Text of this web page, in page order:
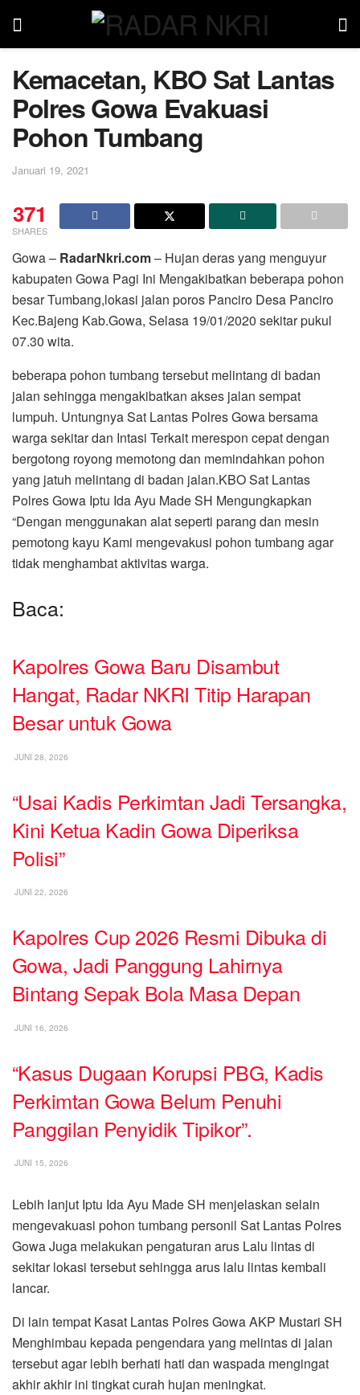
Kemacetan, KBO Sat Lantas
Polres Gowa Evakuasi
Pohon Tumbang
Januari 19, 2021
371
SHARES
Gowa – RadarNkri.com– Hujan deras yang menguyur
kabupaten Gowa Pagi Ini Mengakibatkan beberapa pohon
besar Tumbang,lokasi jalan poros Panciro Desa Panciro
Kec.Bajeng Kab.Gowa, Selasa 19/01/2020 sekitar pukul
07.30 wita.
beberapa pohon tumbang tersebut melintang di badan
jalan sehingga mengakibatkan akses jalan sempat
lumpuh. Untungnya Sat Lantas Polres Gowa bersama
warga sekitar dan Intasi Terkait merespon cepat dengan
bergotong royong memotong dan memindahkan pohon
yang jatuh melintang di badan jalan.KBO Sat Lantas
Polres Gowa Iptu Ida Ayu Made SH Mengungkapkan
“Dengan menggunakan alat seperti parang dan mesin
pemotong kayu Kami mengevakusi pohon tumbang agar
tidak menghambat aktivitas warga.
Baca:
Kapolres Gowa Baru Disambut
Hangat, Radar NKRI Titip Harapan
Besar untuk Gowa
JUNI 28, 2026
“Usai Kadis Perkimtan Jadi Tersangka,
Kini Ketua Kadin Gowa Diperiksa
Polisi”
JUNI 22, 2026
Kapolres Cup 2026 Resmi Dibuka di
Gowa, Jadi Panggung Lahirnya
Bintang Sepak Bola Masa Depan
JUNI 16, 2026
“Kasus Dugaan Korupsi PBG, Kadis
Perkimtan Gowa Belum Penuhi
Panggilan Penyidik Tipikor”.
JUNI 15, 2026
Lebih lanjut Iptu Ida Ayu Made SH menjelaskan selain
mengevakuasi pohon tumbang personil Sat Lantas Polres
Gowa Juga melakukan pengaturan arus Lalu lintas di
sekitar lokasi tersebut sehingga arus lalu lintas kembali
lancar.
Di lain tempat Kasat Lantas Polres Gowa AKP Mustari SH
Menghimbau kepada pengendara yang melintas di jalan
tersebut agar lebih berhati hati dan waspada mengingat
akhir akhir ini tingkat curah hujan meningkat.